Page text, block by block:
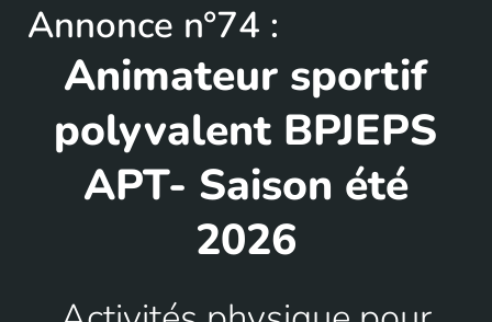
Annonce n°74 :
Animateur sportif
polyvalent BPJEPS
APT- Saison été
2026